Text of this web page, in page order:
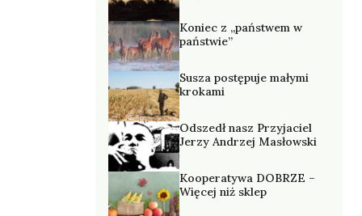
Koniec z „państwem w
państwie”
Susza postępuje małymi
krokami
Odszedł nasz Przyjaciel
Jerzy Andrzej Masłowski
Kooperatywa DOBRZE –
Więcej niż sklep